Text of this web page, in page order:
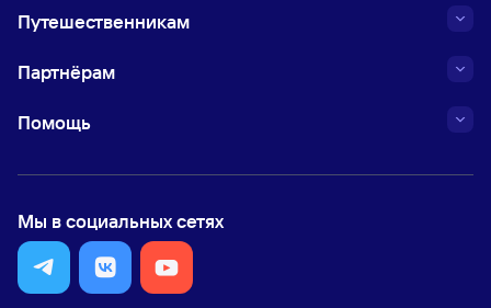
Путешественникам
Партнёрам
Помощь
Мы в социальных сетях